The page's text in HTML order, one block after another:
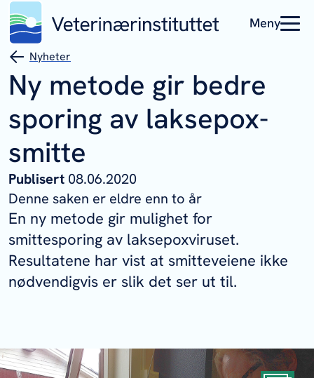
Meny
Nyheter
Ny metode gir bedre
sporing av laksepox-
smitte
Publisert 08.06.2020
Denne saken er eldre enn to år
En ny metode gir mulighet for
smittesporing av laksepoxviruset.
Resultatene har vist at smitteveiene ikke
nødvendigvis er slik det ser ut til.